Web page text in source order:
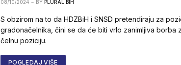
08/10/2024 BY PLURAL BIH
S obzirom na to da HDZBiH i SNSD pretendiraju za
gradonačelnika, čini se da će biti vrlo zanimljiva borba
čelnu poziciju.
POGLEDAJ VIŠE